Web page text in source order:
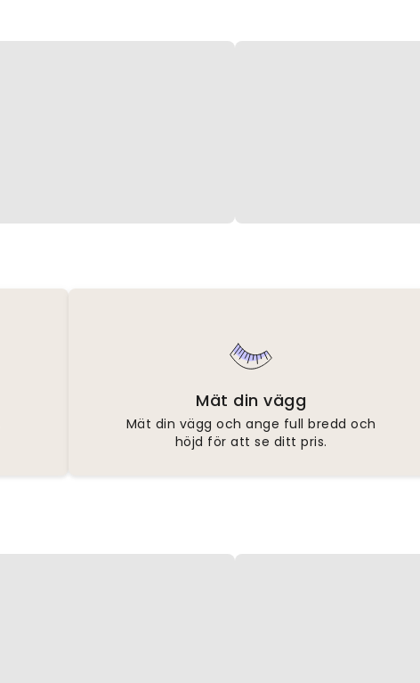
Mät din vägg
Mät din vägg och ange full bredd och
höjd för att se ditt pris.